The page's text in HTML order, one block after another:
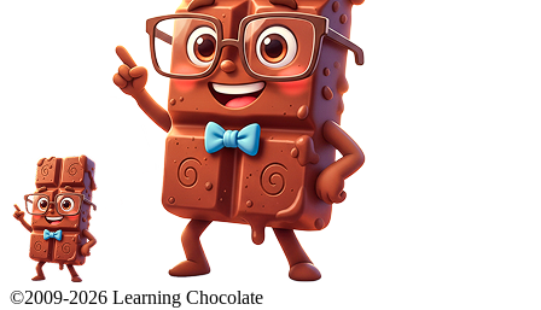
©2009-2026 Learning Chocolate